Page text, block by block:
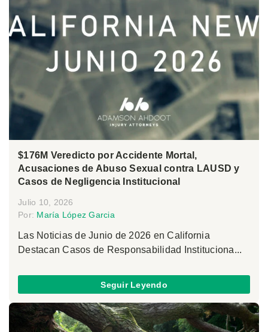
$176M Veredicto por Accidente Mortal,
Acusaciones de Abuso Sexual contra LAUSD y
Casos de Negligencia Institucional
Julio 10, 2026
Por: María López Garcia
Las Noticias de Junio de 2026 en California
Destacan Casos de Responsabilidad Instituciona...
Seguir Leyendo